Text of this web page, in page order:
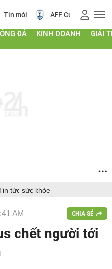
AFF Cup Giá vàng
ĐÁ KINH DOANH GIẢI
tức sức khỏe
AM CHIA SẺ
chết người tới